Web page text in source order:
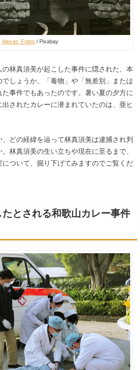
Alexas_Fotos / Pixabay
林真須美が起こした事件に隠された、本
しょうか。「毒物」や「無差別」または
た事件でもあったのです。暑い夏の夕方に
されたカレーに潜まれていたのは、亜ヒ
どの経緯を辿って林真須美は逮捕され判
林真須美の生い立ちや現在に至るまで、
ついて、掘り下げてみますのでご覧くだ
とされる和歌山カレー事件